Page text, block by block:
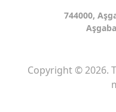
744000,
Copyright © 2026.